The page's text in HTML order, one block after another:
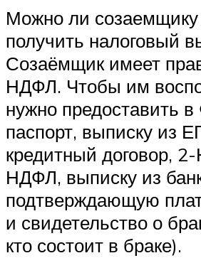
Можно ли созаемщику
получить налоговый
Созаёмщик имеет
НДФЛ. Чтобы им
нужно предоставить
паспорт, выписку из
кредитный договор,
НДФЛ, выписку из
подтверждающую
и свидетельство о
кто состоит в браке).